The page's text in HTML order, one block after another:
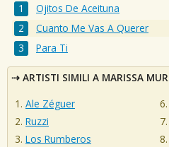
Ojitos De Aceituna
Cuanto Me Vas A Querer
Para Ti
ARTISTI SIMILI A MARISSA MUR
Ale Zéguer
Ruzzi
Los Rumberos